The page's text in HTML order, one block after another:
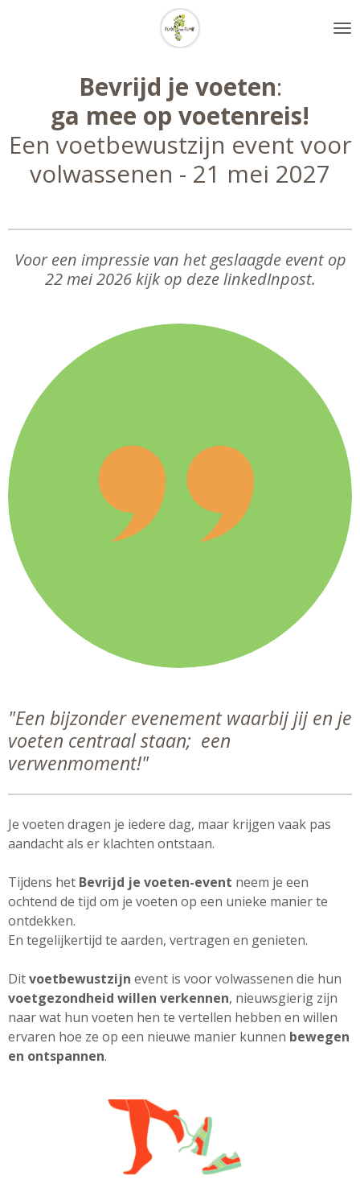
hoofdinhoudBevrijd je voeten:
ga mee op voetenreis!
Een voetbewustzijn event voor
volwassenen - 21 mei 2027
Voor een impressie van het geslaagde event op
22 mei 2026 kijk op deze linkedInpost.
"Een bijzonder evenement waarbij jij en je
voeten centraal staan; een
verwenmoment!"
Je voeten dragen je iedere dag, maar krijgen vaak pas
aandacht als er klachten ontstaan.
Tijdens het Bevrijd je voeten-event neem je een
ochtend de tijd om je voeten op een unieke manier te
ontdekken.
En tegelijkertijd te aarden, vertragen en genieten.
Ditvoetbewustzijn event is voor volwassenen die hun
voetgezondheid willen verkennen, nieuwsgierig zijn
naar wat hun voeten hen te vertellen hebben en willen
ervaren hoe ze op een nieuwe manier kunnen bewegen
en ontspannen.